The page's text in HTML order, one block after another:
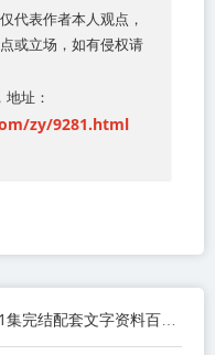
代表作者本人观点，
或立场，如有侵权请
地址：
zy/9281.html
套文字资料百度网盘下载学习